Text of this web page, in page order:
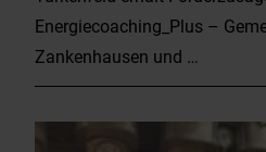
Energiecoaching_Plus –
Zankenhausen und …